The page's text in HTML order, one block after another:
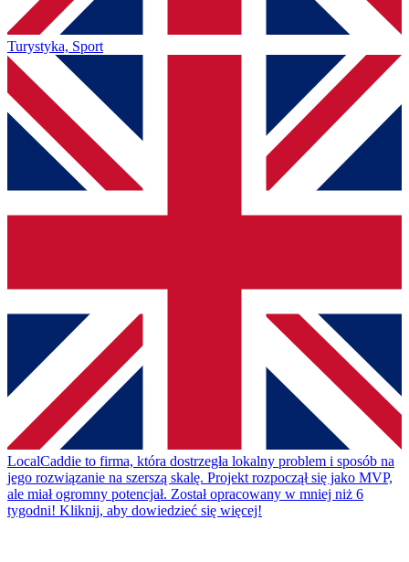
Turystyka, Sport
LocalCaddie to firma, która dostrzegła lokalny problem i sposób na
jego rozwiązanie na szerszą skalę. Projekt rozpoczął się jako MVP,
ale miał ogromny potencjał. Został opracowany w mniej niż 6
tygodni! Kliknij, aby dowiedzieć się więcej!